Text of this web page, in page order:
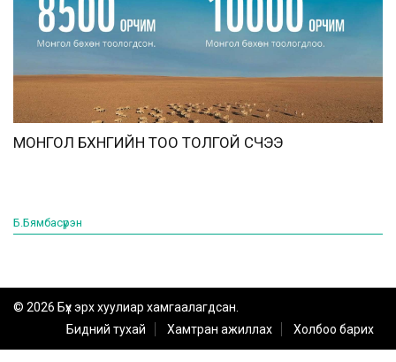
МОНГОЛ БӨХӨНГИЙН ТОО ТОЛГОЙ ӨСЧЭЭ
Б.Бямбасүрэн
© 2026 Бүх эрх хуулиар хамгаалагдсан.
Бидний тухай
Хамтран ажиллах Холбоо барих